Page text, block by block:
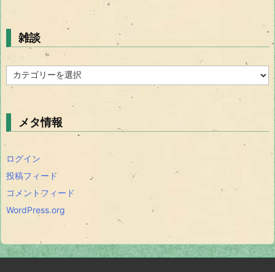
雑談
談
メタ情報
ログイン
投稿フィード
コメントフィード
WordPress.org